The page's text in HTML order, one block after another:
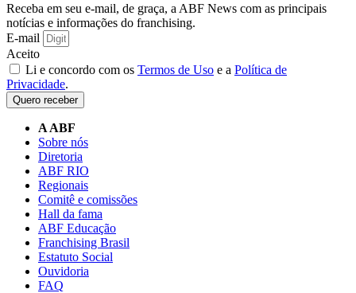
Receba em seu e-mail, de graça, a ABF News com as principais
notícias e informações do franchising.
E-mail
Aceito
Li e concordo com os Termos de Uso e a Política de
Privacidade.
Quero receber
A ABF
Sobre nós
Diretoria
ABF RIO
Regionais
Comitê e comissões
Hall da fama
ABF Educação
Franchising Brasil
Estatuto Social
Ouvidoria
FAQ